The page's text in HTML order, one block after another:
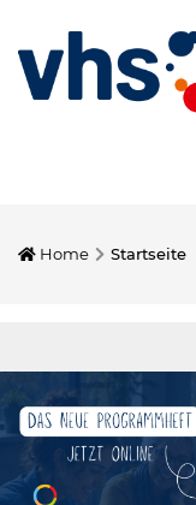
Home Startseite